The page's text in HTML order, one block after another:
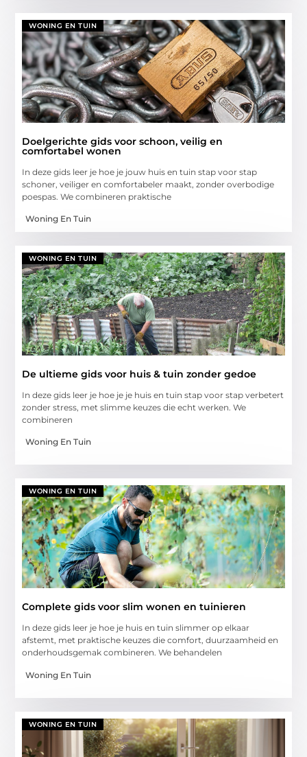
WONING EN TUIN
Doelgerichte gids voor schoon, veilig en
comfortabel wonen
In deze gids leer je hoe je jouw huis en tuin stap voor stap
schoner, veiliger en comfortabeler maakt, zonder overbodige
poespas. We combineren praktische
Woning En Tuin
WONING EN TUIN
De ultieme gids voor huis & tuin zonder gedoe
In deze gids leer je hoe je je huis en tuin stap voor stap verbetert
zonder stress, met slimme keuzes die echt werken. We
combineren
Woning En Tuin
WONING EN TUIN
Complete gids voor slim wonen en tuinieren
In deze gids leer je hoe je huis en tuin slimmer op elkaar
afstemt, met praktische keuzes die comfort, duurzaamheid en
onderhoudsgemak combineren. We behandelen
Woning En Tuin
WONING EN TUIN